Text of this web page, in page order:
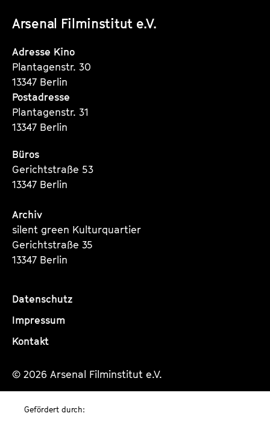
Arsenal Filminstitut e.V.
Instagram
Seite
Instagram
Seite
Instagram
Adresse Kino
Plantagenstr. 30
13347 Berlin
Postadresse
Plantagenstr. 31
13347 Berlin
Büros
Gerichtstraße 53
13347 Berlin
Archiv
silent green Kulturquartier
Gerichtstraße 35
13347 Berlin
Datenschutz
Impressum
Kontakt
© 2026 Arsenal Filminstitut e.V.
Gefördert durch: